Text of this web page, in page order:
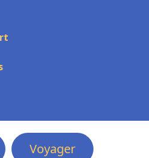
Voyager